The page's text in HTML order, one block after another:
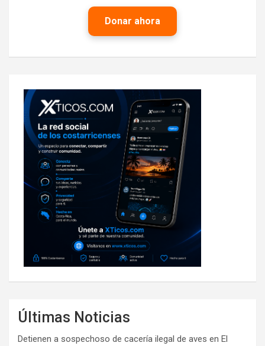
Donar ahora
Últimas Noticias
Detienen a sospechoso de cacería ilegal de aves en El